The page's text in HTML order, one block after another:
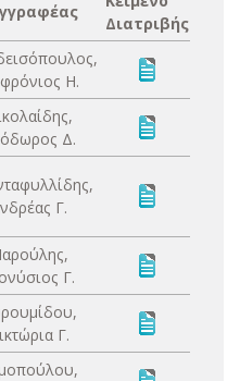
Διατριβής
Η.
Δ.
Γ.
Γ.
Γ.